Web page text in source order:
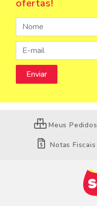
ofertas!
Meus Pedidos
Notas Fiscais